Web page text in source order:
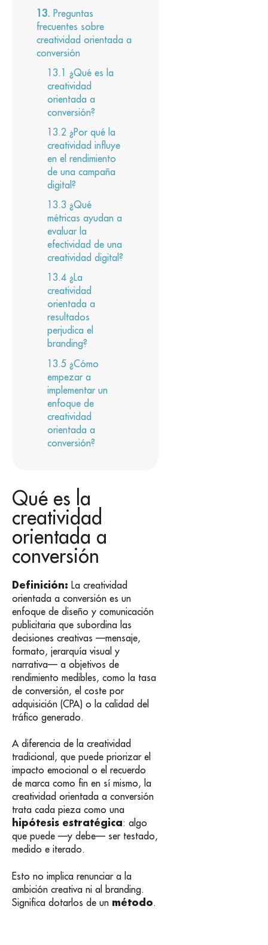
Preguntas
frecuentes sobre
creatividad orientada a
conversión
¿Qué es la
creatividad
orientada a
conversión?
¿Por qué la
creatividad influye
en el rendimiento
de una campaña
digital?
¿Qué
métricas ayudan a
evaluar la
efectividad de una
creatividad digital?
¿La
creatividad
orientada a
resultados
perjudica el
branding?
¿Cómo
empezar a
implementar un
enfoque de
creatividad
orientada a
conversión?
Qué es la
creatividad
orientada a
conversión
Definición: La creatividad
orientada a conversión es un
enfoque de diseño y comunicación
publicitaria que subordina las
decisiones creativas —mensaje,
formato, jerarquía visual y
narrativa— a objetivos de
rendimiento medibles, como la tasa
de conversión, el coste por
adquisición (CPA) o la calidad del
tráfico generado.
A diferencia de la creatividad
tradicional, que puede priorizar el
impacto emocional o el recuerdo
de marca como fin en sí mismo, la
creatividad orientada a conversión
trata cada pieza como una
hipótesis estratégica: algo
que puede —y debe— ser testado,
medido e iterado.
Esto no implica renunciar a la
ambición creativa ni al branding.
Significa dotarlos de un método.